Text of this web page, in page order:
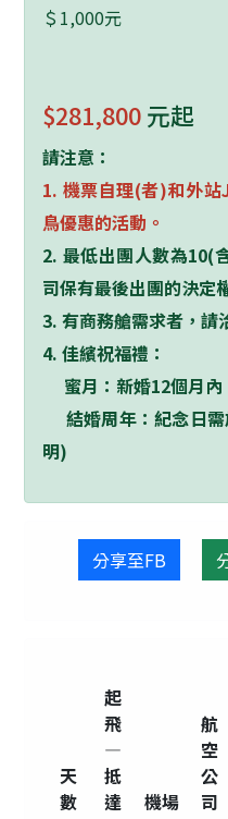
＄1,000元
$281,800元起
請注意：
1. 機票自理(者)和外站
鳥優惠的活動。
2. 最低出團人數為10(
司保有最後出團的決定
3.有商務艙需求者，請
4.佳繽祝福禮：
蜜月：新婚12個月內
結婚周年：紀念日
明)
分享至FB
天
數
起
飛
—
抵
達
機場
航
空
公
司